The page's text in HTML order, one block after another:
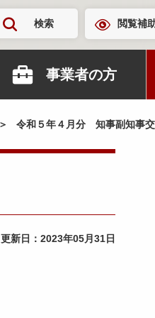
検索 閲覧補
事業者の方
令和５年４月分 知事副知事
更新日： 2023年05月31日